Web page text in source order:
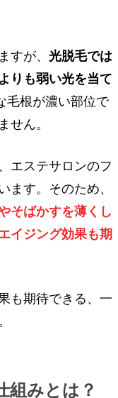
すが、 光脱毛では
りも弱い光を当て
毛根が濃い部位で
せん。
エステサロンのフ
ます。そのため、
そばかすを薄くし
イジング効果も期
も期待できる、一
組みとは？